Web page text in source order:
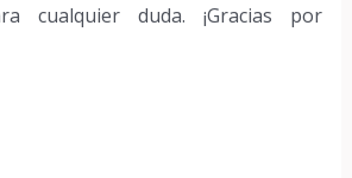
cualquier duda. ¡Gracias por